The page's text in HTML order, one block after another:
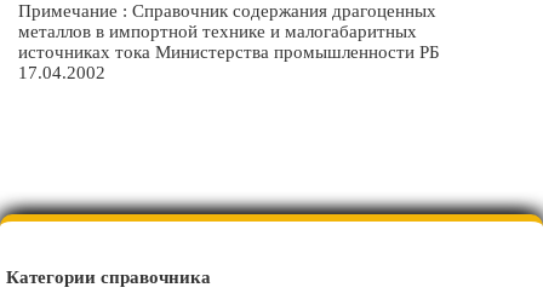
Примечание : Справочник содержания драгоценных
металлов в импортной технике и малогабаритных
источниках тока Министерства промышленности РБ
17.04.2002
Категории справочника